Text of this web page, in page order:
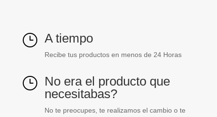
} A tiempo
Recibe tus productos en menos de 24 Horas
} No era el producto que
necesitabas?
No te preocupes, te realizamos el cambio o te